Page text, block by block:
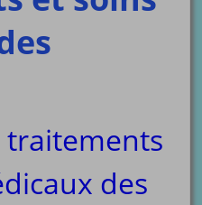
traitements
des